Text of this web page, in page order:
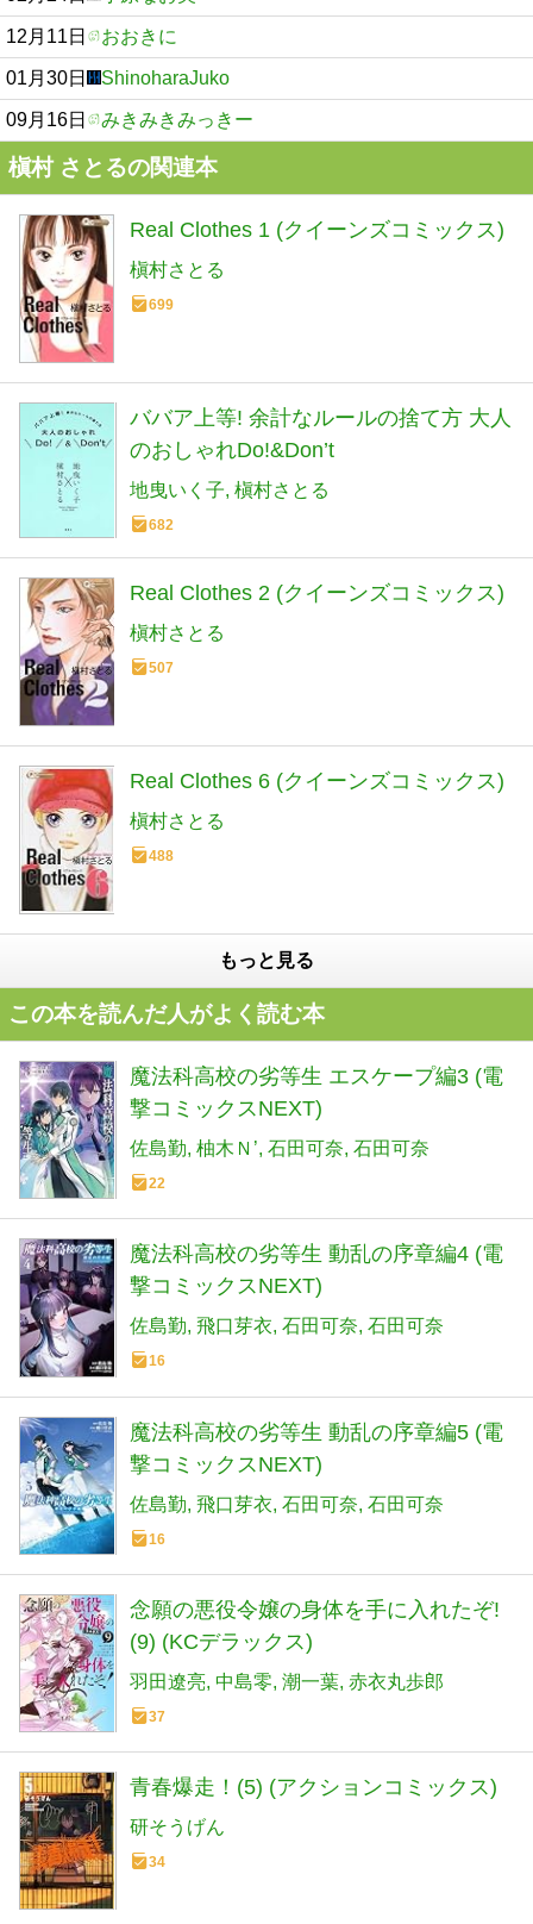
12月11日 おおきに
01月30日 ShinoharaJuko
09月16日 みきみきみっきー
槇村 さとるの関連本
Real Clothes 1 (クイーンズコミックス)
槇村さとる
699
ババア上等! 余計なルールの捨て方 大人
のおしゃれDo!&Don’t
地曳いく子 槇村さとる
682
Real Clothes 2 (クイーンズコミックス)
槇村さとる
507
Real Clothes 6 (クイーンズコミックス)
槇村さとる
488
もっと見る
この本を読んだ人がよく読む本
魔法科高校の劣等生 エスケープ編3 (電
撃コミックスNEXT)
佐島勤 柚木Ｎ’ 石田可奈 石田可奈
22
魔法科高校の劣等生 動乱の序章編4 (電
撃コミックスNEXT)
佐島勤 飛口芽衣 石田可奈 石田可奈
16
魔法科高校の劣等生 動乱の序章編5 (電
撃コミックスNEXT)
佐島勤 飛口芽衣 石田可奈 石田可奈
16
念願の悪役令嬢の身体を手に入れたぞ!
(9) (KCデラックス)
羽田遼亮 中島零 潮一葉 赤衣丸歩郎
37
青春爆走！(5) (アクションコミックス)
研そうげん
34